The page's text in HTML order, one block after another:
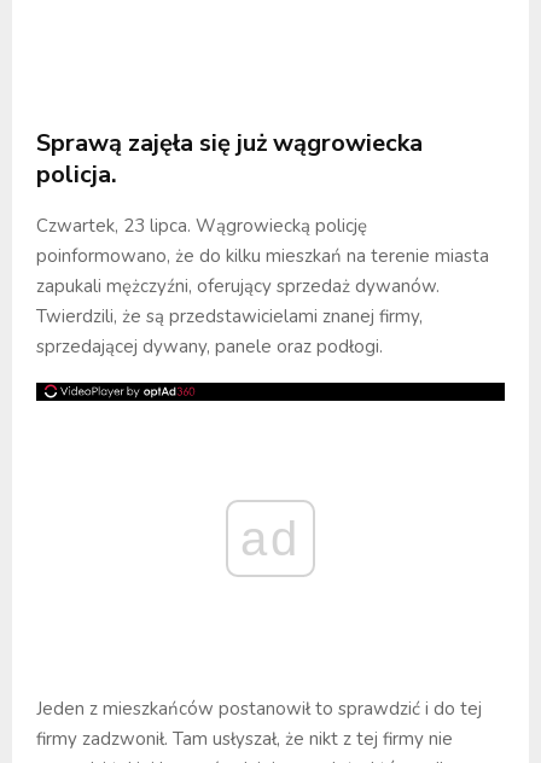
Sprawą zajęła się już wągrowiecka
policja.
Czwartek, 23 lipca. Wągrowiecką policję
poinformowano, że do kilku mieszkań na terenie miasta
zapukali mężczyźni, oferujący sprzedaż dywanów.
Twierdzili, że są przedstawicielami znanej firmy,
sprzedającej dywany, panele oraz podłogi.
ad
Jeden z mieszkańców postanowił to sprawdzić i do tej
firmy zadzwonił. Tam usłyszał, że nikt z tej firmy nie